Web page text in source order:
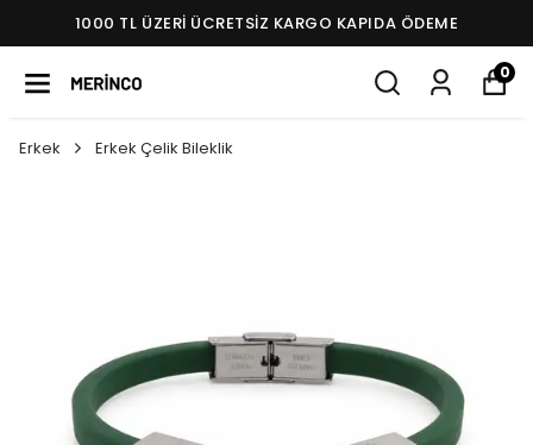
1000 TL ÜZERI ÜCRETSIZ KARGO KAPIDA ÖDEME
0
Erkek Erkek Çelik Bileklik